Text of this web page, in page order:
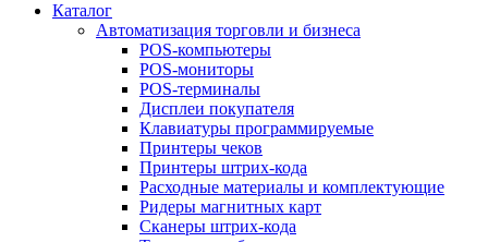
Каталог
Автоматизация торговли и бизнеса
POS-компьютеры
POS-мониторы
POS-терминалы
Дисплеи покупателя
Клавиатуры программируемые
Принтеры чеков
Принтеры штрих-кода
Расходные материалы и комплектующие
Ридеры магнитных карт
Сканеры штрих-кода